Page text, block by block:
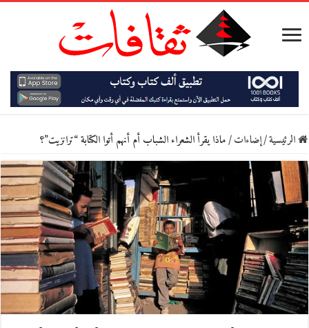
الرئيسية/إضاءات/ماذا يقرأ الشعراء الشباب أم أنهم أتوا الكتابة “ترانزيت”؟